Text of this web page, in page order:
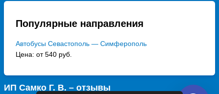
Популярные направления
Автобусы Севастополь — Симферополь
Цена: от 540 руб.
ИП Самко Г. В. – отзывы